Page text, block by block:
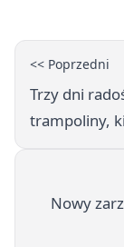
<< Poprzedni
Trzy dni
trampoliny,
Nowy